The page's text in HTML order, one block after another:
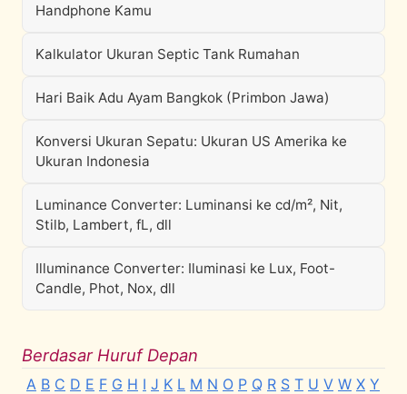
Handphone Kamu
Kalkulator Ukuran Septic Tank Rumahan
Hari Baik Adu Ayam Bangkok (Primbon Jawa)
Konversi Ukuran Sepatu: Ukuran US Amerika ke
Ukuran Indonesia
Luminance Converter: Luminansi ke cd/m², Nit,
Stilb, Lambert, fL, dll
Illuminance Converter: Iluminasi ke Lux, Foot-
Candle, Phot, Nox, dll
Berdasar Huruf Depan
A B C D E F G H I J K L M N O P Q R S T U V W X Y